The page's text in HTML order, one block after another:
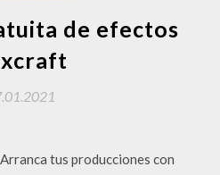
de efectos
tus producciones con